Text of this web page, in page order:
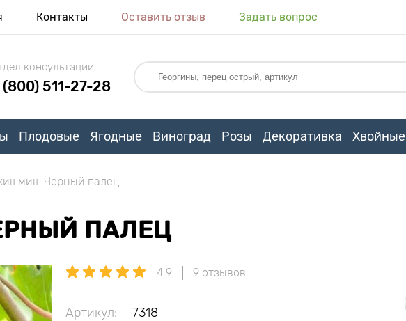
Контакты Оставить отзыв Задать вопрос
консультации
(800) 511-27-28
Плодовые Ягодные Виноград Розы Декоративка Хвойные
Черный палец
ПАЛЕЦ
4.9 9 отзывов
Артикул:
7318